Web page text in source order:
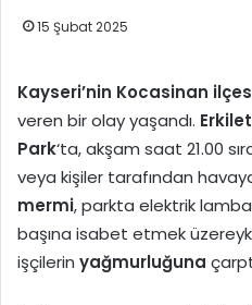
15 Şubat 2025
Kayseri’nin Kocasinan
veren bir olay yaşandı.
Park‘ta, akşam saat 21.00
veya kişiler tarafından
mermi, parkta elektrik
başına isabet etmek
işçilerin yağmurluğuna